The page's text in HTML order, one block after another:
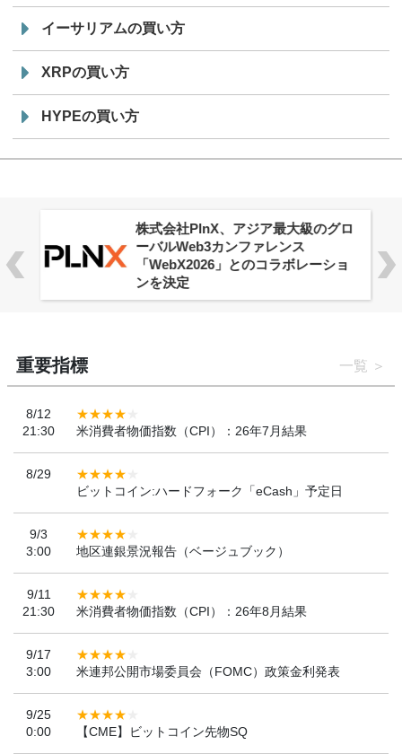
イーサリアムの買い方
XRPの買い方
HYPEの買い方
株式会社PlnX、アジア最大級のグロ
ーバルWeb3カンファレンス
「WebX2026」とのコラボレーショ
ンを決定
重要指標 一覧
8/12
21:30
米消費者物価指数（CPI）：26年7月結果
8/29
ビットコイン:ハードフォーク「eCash」予定日
9/3
3:00
地区連銀景況報告（ベージュブック）
9/11
21:30
米消費者物価指数（CPI）：26年8月結果
9/17
3:00
米連邦公開市場委員会（FOMC）政策金利発表
9/25
0:00
【CME】ビットコイン先物SQ